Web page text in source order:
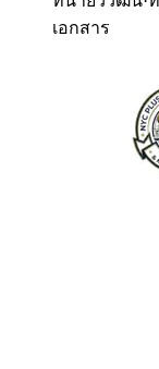
เอกสาร